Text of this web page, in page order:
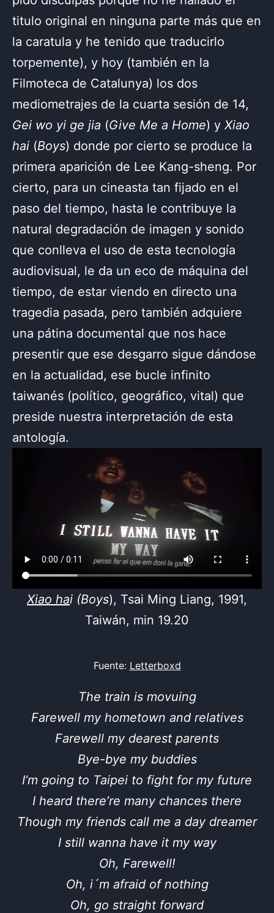
titulo original en ninguna parte más que en
la caratula y he tenido que traducirlo
torpemente), y hoy (también en la
Filmoteca de Catalunya) los dos
mediometrajes de la cuarta sesión de 14,
Gei wo yi ge jia (Give Me a Home) y Xiao
hai (Boys) donde por cierto se produce la
primera aparición de Lee Kang-sheng. Por
cierto, para un cineasta tan fijado en el
paso del tiempo, hasta le contribuye la
natural degradación de imagen y sonido
que conlleva el uso de esta tecnología
audiovisual, le da un eco de máquina del
tiempo, de estar viendo en directo una
tragedia pasada, pero también adquiere
una pátina documental que nos hace
presentir que ese desgarro sigue dándose
en la actualidad, ese bucle infinito
taiwanés (político, geográfico, vital) que
preside nuestra interpretación de esta
antología.
Xiao hai (Boys), Tsai Ming Liang, 1991,
Taiwán, min 19.20
Fuente: Letterboxd
The train is movuing
Farewell my hometown and relatives
Farewell my dearest parents
Bye-bye my buddies
I’m going to Taipei to fight for my future
I heard there’re many chances there
Though my friends call me a day dreamer
I still wanna have it my way
Oh, Farewell!
Oh, i´m afraid of nothing
Oh, go straight forward